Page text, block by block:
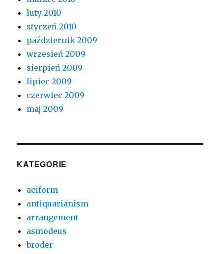
luty 2010
styczeń 2010
październik 2009
wrzesień 2009
sierpień 2009
lipiec 2009
czerwiec 2009
maj 2009
KATEGORIE
aciform
antiquarianism
arrangement
asmodeus
broder